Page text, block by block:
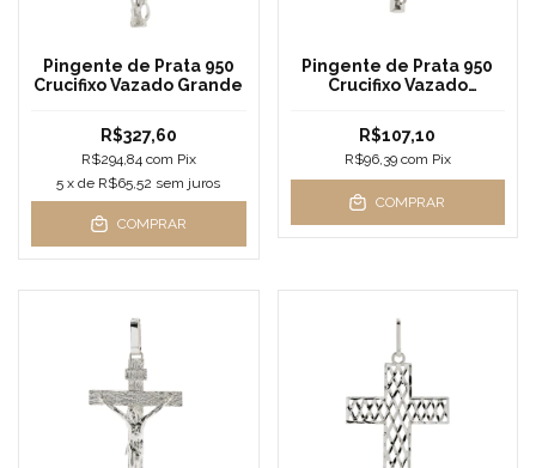
Pingente de Prata 950
Crucifixo Vazado Grande
R$327,60
R$294,84 com Pix
5 x de R$65,52 sem juros
COMPRAR
Pingente de Prata 950
Crucifixo Vazado
R$107,10
R$96,39 com Pix
COMPRAR